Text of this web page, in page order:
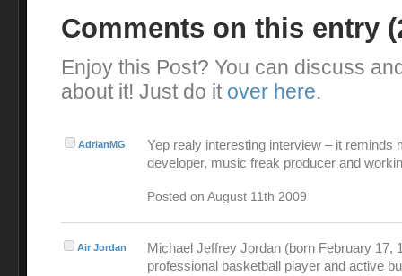
Comments on this entry
Enjoy this Post? You can discuss
about it! Just do it over here.
AdrianMG
Yep realy interesting interview – it reminds
developer, music freak producer and
Posted on August 11th 2009
Air Jordan
Michael Jeffrey Jordan (born February 17,
professional basketball player and active